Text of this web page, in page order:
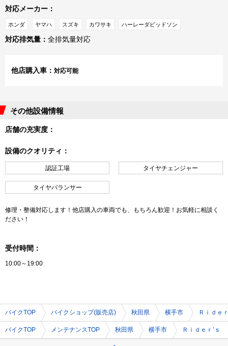
対応メーカー：
ホンダ ヤマハ スズキ カワサキ ハーレーダビッドソン
対応排気量： 全排気量対応
他店購入車： 対応可能
その他設備情報
店舗の充実度：
設備のクオリティ：
認証工場 タイヤチェンジャー
タイヤバランサー
修理・整備対応します！他店購入の車両でも、もちろん歓迎！お気軽に相談く
ださい！
受付時間：
10:00～19:00
バイクTOP バイクショップ(販売店) 秋田県 横手市 Ｒｉｄｅ
バイクTOP メンテナンスTOP 秋田県 横手市 Ｒｉｄｅｒ’